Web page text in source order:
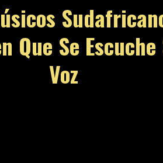
Que Se Escuche
Voz